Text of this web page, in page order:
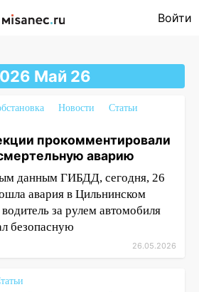
Войти
Май 26
Новости
Статьи
прокомментировали
аварию
данным ГИБДД, сегодня, 26
авария в Цильнинском
за рулем автомобиля
безопасную
26.05.2026